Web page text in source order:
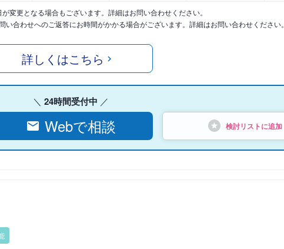
変更となる場合もございます。詳細はお問い合わせください。
合わせへのご返答にお時間がかかる場合がございます。詳細はお問い合わせください。
詳しくはこちら
24時間受付中
Webで相談 検討リストに追加